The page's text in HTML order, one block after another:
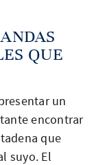
QUE
un
encontrar
que
suyo. El